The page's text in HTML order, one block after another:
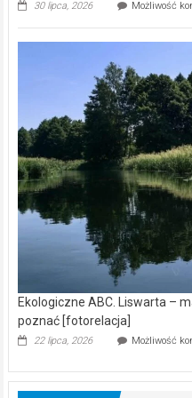
30 lipca, 2026 Możliwość
Ekologiczne ABC. Liswarta –
poznać [fotorelacja]
22 lipca, 2026 Możliwość